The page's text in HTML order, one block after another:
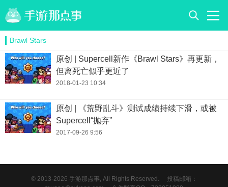
Brawl Stars
原创 | Supercell新作《Brawl Stars》再更新，
但离死亡似乎更近了
2018-01-23 10:34
原创 | 《荒野乱斗》测试成绩持续下滑，或被
Supercell“抛弃”
2017-09-26 9:56
© 2013-2026 手游那点事, All Rights Reserved.
投稿邮箱：